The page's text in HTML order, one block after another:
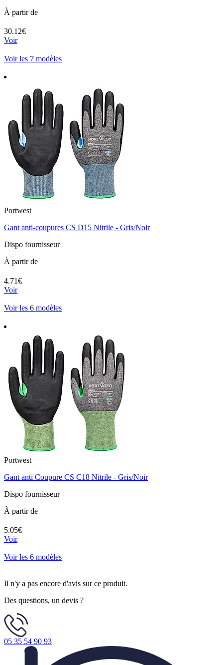
À partir de
30.12€
Voir
Voir les 7 modèles
Portwest
Gant anti-coupures CS D15 Nitrile - Gris/Noir
Dispo fournisseur
À partir de
4.71€
Voir
Voir les 6 modèles
Portwest
Gant anti Coupure CS C18 Nitrile - Gris/Noir
Dispo fournisseur
À partir de
5.05€
Voir
Voir les 6 modèles
Il n'y a pas encore d'avis sur ce produit.
Des questions, un devis ?
05 35 54 90 93